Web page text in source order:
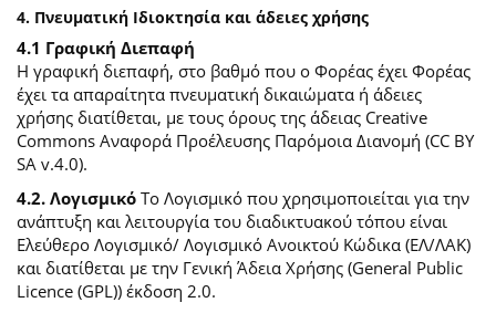
4. Πνευματική Ιδιοκτησία και άδειες χρήσης
4.1 Γραφική Διεπαφή
Η γραφική διεπαφή, στο βαθμό που ο Φορέας έχει Φορέας
έχει τα απαραίτητα πνευματική δικαιώματα ή άδειες
χρήσης διατίθεται, με τους όρους της άδειας Creative
Commons Αναφορά Προέλευσης Παρόμοια Διανομή (CC BY
SA v.4.0).
4.2. ΛογισμικόΤο Λογισμικό που χρησιμοποιείται για την
ανάπτυξη και λειτουργία του διαδικτυακού τόπου είναι
Ελεύθερο Λογισμικό/ Λογισμικό Ανοικτού Κώδικα (ΕΛ/ΛΑΚ)
και διατίθεται με την Γενική Άδεια Χρήσης (General Public
Licence (GPL)) έκδοση 2.0.